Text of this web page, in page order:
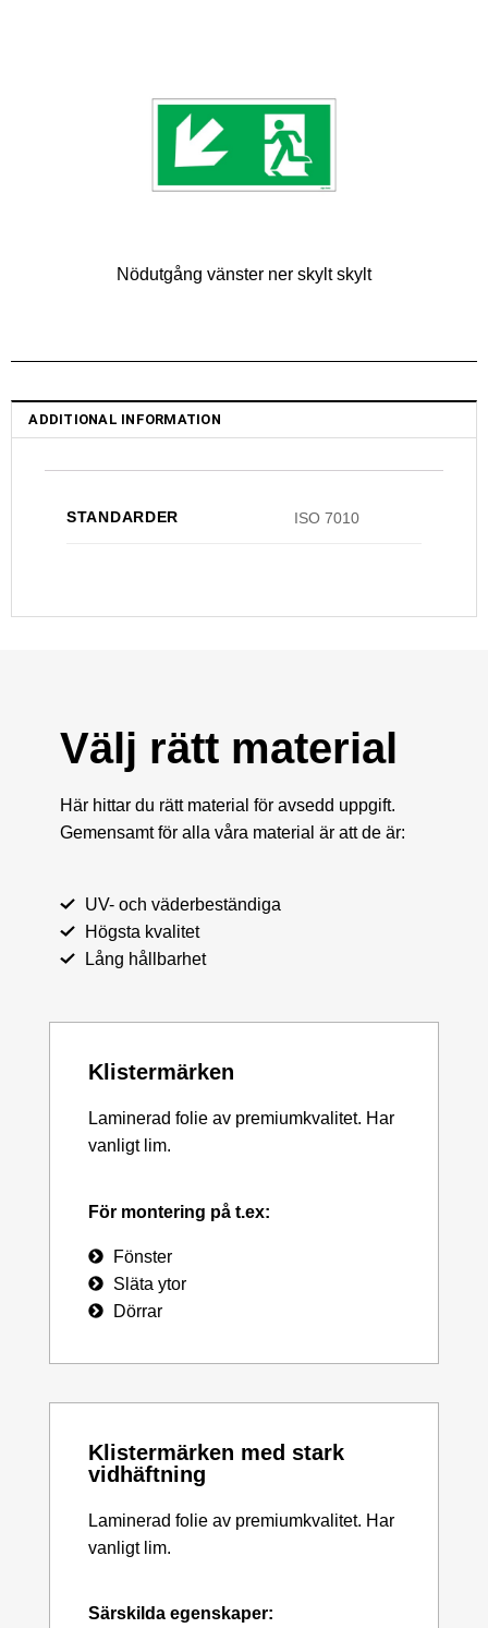
Nödutgång vänster ner skylt skylt
ADDITIONAL INFORMATION
STANDARDER ISO 7010
Välj rätt material
Här hittar du rätt material för avsedd uppgift.
Gemensamt för alla våra material är att de är:
UV- och väderbeständiga
Högsta kvalitet
Lång hållbarhet
Klistermärken
Laminerad folie av premiumkvalitet. Har
vanligt lim.
För montering på t.ex:
Fönster
Släta ytor
Dörrar
Klistermärken med stark
vidhäftning
Laminerad folie av premiumkvalitet. Har
vanligt lim.
Särskilda egenskaper: